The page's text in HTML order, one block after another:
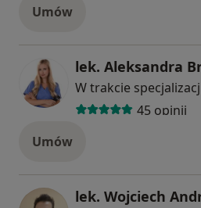
Umów
lek. Aleksandra
45 opinii
Umów
lek. Wojciech